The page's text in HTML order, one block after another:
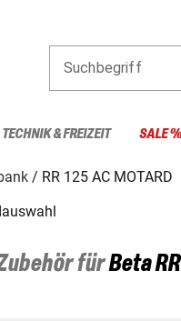
Suchbegriff
TECHNIK & FREIZEIT SALE %
RR 125 AC MOTARD
fürBeta